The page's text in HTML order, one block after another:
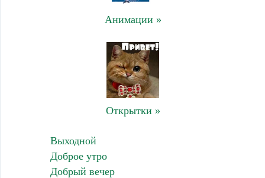
Анимации »
Открытки »
Выходной
Доброе утро
Добрый вечер